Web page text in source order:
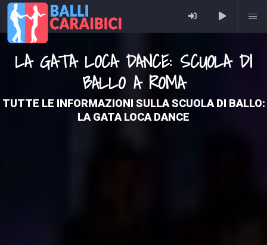
LA GATA LOCA DANCE: SCUOLA DI
BALLO A ROMA
TUTTE LE INFORMAZIONI SULLA SCUOLA DI BALLO:
LA GATA LOCA DANCE